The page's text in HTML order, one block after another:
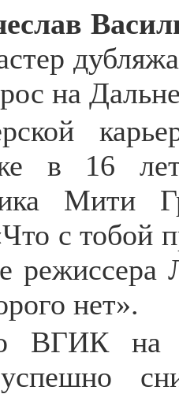
на
в 16
Мити
с тобой
нет».
ВГИК на